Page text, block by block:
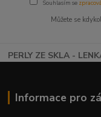
Souhlasím se
Můžete se
PERLY ZE SKLA -
Informace pro